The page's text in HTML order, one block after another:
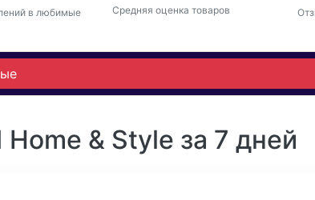
в любимые Средняя оценка товаров
& Style за 7 дней